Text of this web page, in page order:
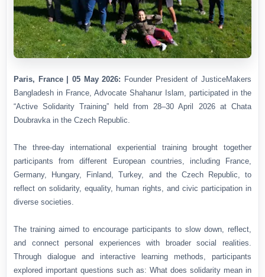
Paris, France | 05 May 2026: Founder President of JusticeMakers
Bangladesh in France, Advocate Shahanur Islam, participated in the
“Active Solidarity Training” held from 28–30 April 2026 at Chata
Doubravka in the Czech Republic.
The three-day international experiential training brought together
participants from different European countries, including France,
Germany, Hungary, Finland, Turkey, and the Czech Republic, to
reflect on solidarity, equality, human rights, and civic participation in
diverse societies.
The training aimed to encourage participants to slow down, reflect,
and connect personal experiences with broader social realities.
Through dialogue and interactive learning methods, participants
explored important questions such as: What does solidarity mean in